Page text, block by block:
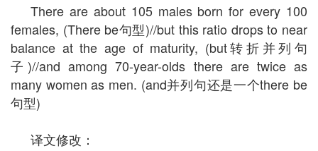
There are about 105 males born for every 100
females, (There be句型)//but this ratio drops to near
balance at the age of maturity, (but转折并列句
子)//and among 70-year-olds there are twice as
many women as men. (and并列句还是一个there be
句型)
译文修改：